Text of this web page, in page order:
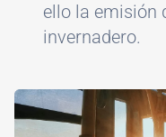
ello la emisión
invernadero.
Image